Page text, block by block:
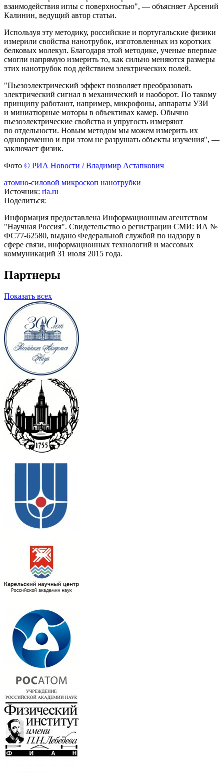
взаимодействия иглы с поверхностью", — объясняет Арсений
Калинин, ведущий автор статьи.
Используя эту методику, российские и португальские физики
измерили свойства нанотрубок, изготовленных из коротких
белковых молекул. Благодаря этой методике, ученые впервые
смогли напрямую измерить то, как сильно меняются размеры
этих нанотрубок под действием электрических полей.
"Пьезоэлектрический эффект позволяет преобразовать
электрический сигнал в механический и наоборот. По такому
принципу работают, например, микрофоны, аппараты УЗИ
и миниатюрные моторы в объективах камер. Обычно
пьезоэлектрические свойства и упругость измеряют
по отдельности. Новым методом мы можем измерить их
одновременно и при этом не разрушать объекты изучения", —
заключает физик.
Фото © РИА Новости / Владимир Астапкович
атомно-силовой микроскоп нанотрубки
Источник: ria.ru
Поделиться:
Информация предоставлена Информационным агентством
"Научная Россия". Свидетельство о регистрации СМИ: ИА №
ФС77-62580, выдано Федеральной службой по надзору в
сфере связи, информационных технологий и массовых
коммуникаций 31 июля 2015 года.
Партнеры
Показать всех